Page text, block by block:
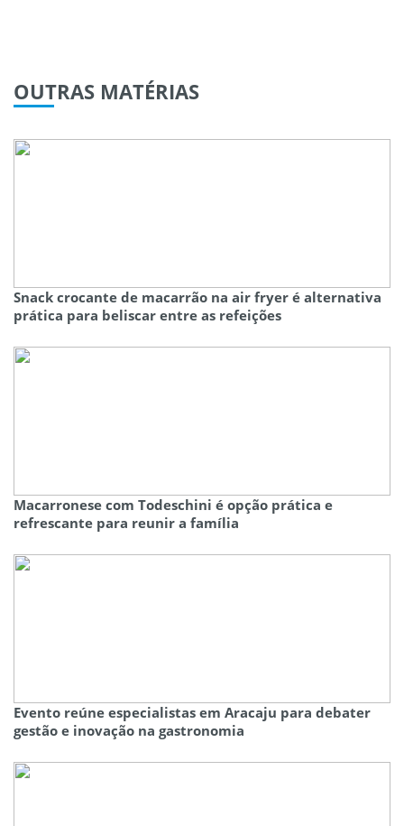
OUTRAS MATÉRIAS
Snack crocante de macarrão na air fryer é alternativa
prática para beliscar entre as refeições
Macarronese com Todeschini é opção prática e
refrescante para reunir a família
Evento reúne especialistas em Aracaju para debater
gestão e inovação na gastronomia